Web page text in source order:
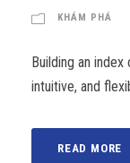
KHÁM PHÁ
Building an
intuitive, and
READ MORE